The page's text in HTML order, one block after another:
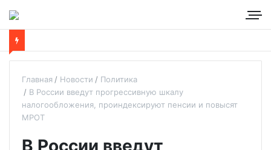
Главная Новости
Политика
В России введут прогрессивную шкалу
налогообложения, проиндексируют пенсии и повысят
МРОТ
В России введут